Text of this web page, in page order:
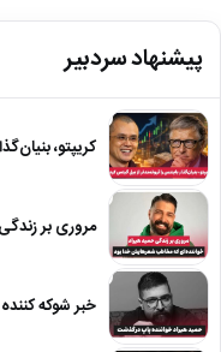
پیشنهاد سردبیر
کریپتو،
مروری بر
خبر شوکه